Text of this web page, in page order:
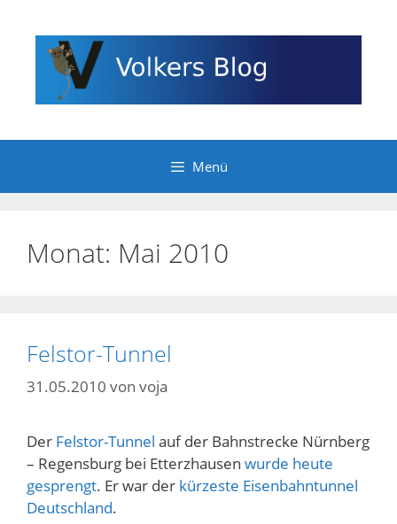
Inhalt
springen
Menü
Monat: Mai 2010
Felstor-Tunnel
31.05.2010 von voja
Der Felstor-Tunnel auf der Bahnstrecke Nürnberg
– Regensburg bei Etterzhausen wurde heute
gesprengt. Er war der kürzeste Eisenbahntunnel
Deutschland.